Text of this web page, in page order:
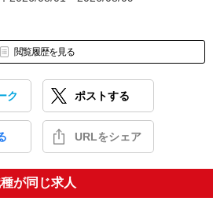
閲覧履歴を見る
ク ポストする
URLをシェア
が同じ求人